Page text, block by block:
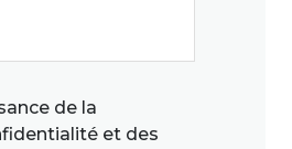
de la
et des